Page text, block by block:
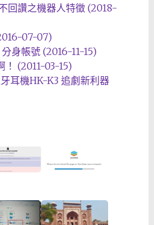
回讚之機器人特徵 (2018-
07-07)
身帳號 (2016-11-15)
！ (2011-03-15)
耳機HK-K3 追劇新利器